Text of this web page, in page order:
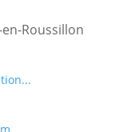
Roussillon